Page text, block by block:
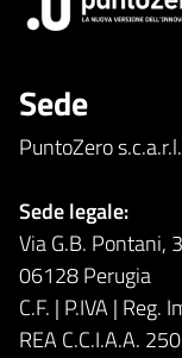
Sede
PuntoZero s.c.a.r.l.
Sede legale:
Via G.B. Pontani,
06128 Perugia
C.F. | P.IVA |
REA C.C.I.A.A.